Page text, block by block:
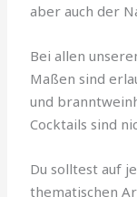
aber auch der
Bei allen
Maßen sind
und
Cocktails sind
Du solltest auf
thematischen